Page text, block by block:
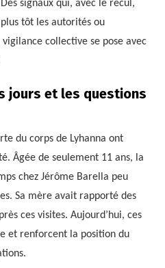
signaux qui, avec le recul,
tôt les autorités ou
vigilance collective se pose avec
jours et les questions
du corps de Lyhanna ont
Âgée de seulement 11 ans, la
chez Jérôme Barella peu
Sa mère avait rapporté des
ces visites. Aujourd’hui, ces
et renforcent la position du